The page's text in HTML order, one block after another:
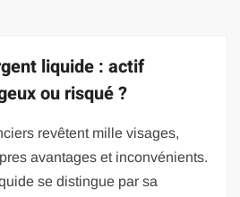
liquide : actif
ou risqué ?
revêtent mille visages,
avantages et inconvénients.
se distingue par sa